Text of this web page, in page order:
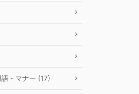
・マナー (17)